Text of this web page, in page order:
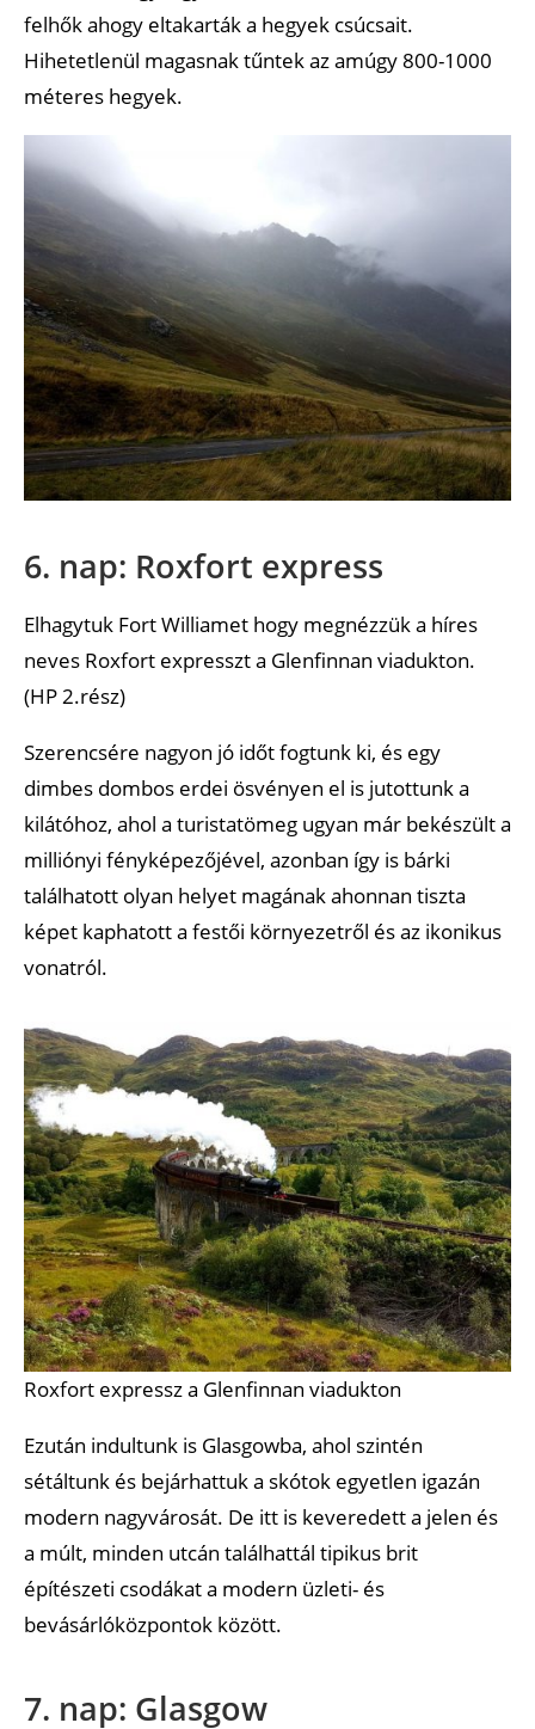
felhők ahogy eltakarták a hegyek csúcsait.
Hihetetlenül magasnak tűntek az amúgy 800-1000
méteres hegyek.
6. nap: Roxfort express
Elhagytuk Fort Williamet hogy megnézzük a híres
neves Roxfort expresszt a Glenfinnan viadukton.
(HP 2.rész)
Szerencsére nagyon jó időt fogtunk ki, és egy
dimbes dombos erdei ösvényen el is jutottunk a
kilátóhoz, ahol a turistatömeg ugyan már bekészült a
milliónyi fényképezőjével, azonban így is bárki
találhatott olyan helyet magának ahonnan tiszta
képet kaphatott a festői környezetről és az ikonikus
vonatról.
Roxfort expressz a Glenfinnan viadukton
Ezután indultunk is Glasgowba, ahol szintén
sétáltunk és bejárhattuk a skótok egyetlen igazán
modern nagyvárosát. De itt is keveredett a jelen és
a múlt, minden utcán találhattál tipikus brit
építészeti csodákat a modern üzleti- és
bevásárlóközpontok között.
7. nap: Glasgow